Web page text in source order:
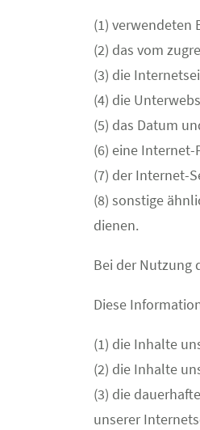
(1) verwendeten
(2) das vom
(3) die
(4) die
(5) das Datum
(6) eine Internet-
(7) der Internet-
(8) sonstige
dienen.
Bei der Nutzung
Diese
(1) die Inhalte
(2) die Inhalte
(3) die
unserer